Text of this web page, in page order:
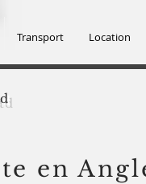
Transport Location
en